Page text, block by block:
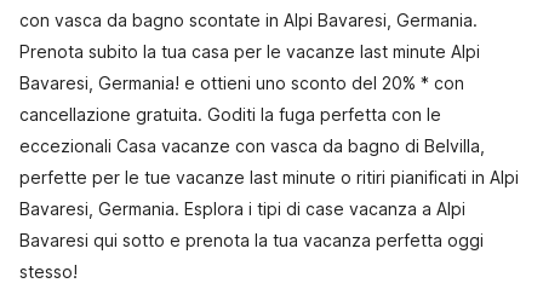
con vasca da bagno scontate in Alpi Bavaresi, Germania.
Prenota subito la tua casa per le vacanze last minute Alpi
Bavaresi, Germania! e ottieni uno sconto del 20% * con
cancellazione gratuita. Goditi la fuga perfetta con le
eccezionali Casa vacanze con vasca da bagno di Belvilla,
perfette per le tue vacanze last minute o ritiri pianificati in Alpi
Bavaresi, Germania. Esplora i tipi di case vacanza a Alpi
Bavaresi qui sotto e prenota la tua vacanza perfetta oggi
stesso!